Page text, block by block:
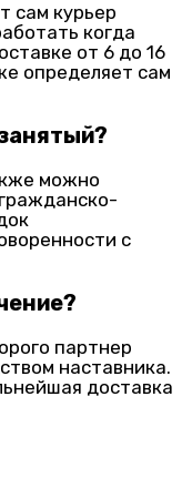
сам курьер
когда
от 6 до 16
определяет сам
можно
с
партнер
наставника.
доставка